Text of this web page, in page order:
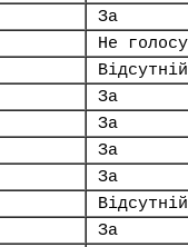
За
Не
Відсутній
За
За
За
За
Відсутній
За